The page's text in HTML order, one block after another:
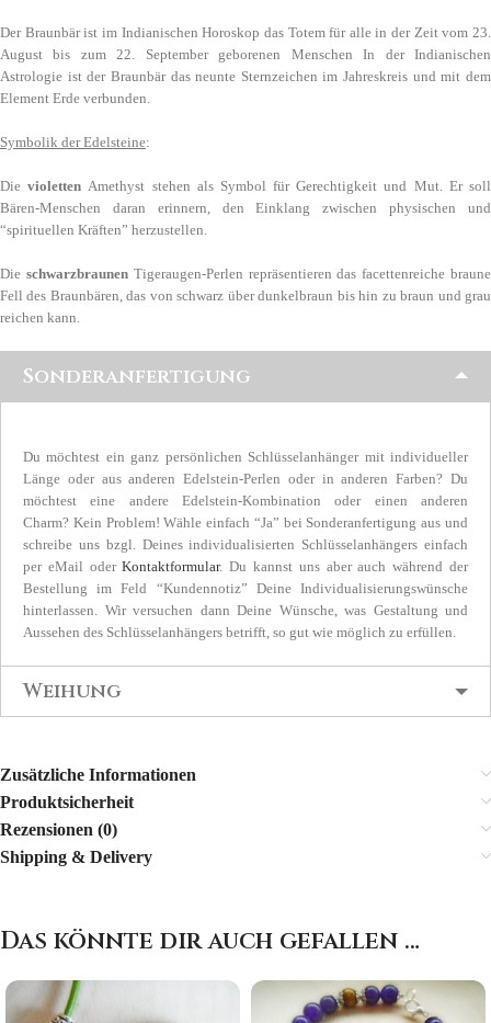
Der Braunbär ist im Indianischen Horoskop das Totem für alle in der Zeit vom 23.
August bis zum 22. September geborenen Menschen In der Indianischen
Astrologie ist der Braunbär das neunte Sternzeichen im Jahreskreis und mit dem
Element Erde verbunden.
Symbolik der Edelsteine:
DieviolettenAmethyst stehen als Symbol für Gerechtigkeit und Mut. Er soll
Bären-Menschen daran erinnern, den Einklang zwischen physischen und
“spirituellen Kräften” herzustellen.
Die schwarzbraunen Tigeraugen-Perlen repräsentieren das facettenreiche braune
Fell des Braunbären, das von schwarz über dunkelbraun bis hin zu braun und grau
reichen kann.
Sonderanfertigung
Du möchtest ein ganz persönlichen Schlüsselanhänger mit individueller
Länge oder aus anderen Edelstein-Perlen oder in anderen Farben? Du
möchtest eine andere Edelstein-Kombination oder einen anderen
Charm? Kein Problem! Wähle einfach “Ja” bei Sonderanfertigung aus und
schreibe uns bzgl. Deines individualisierten Schlüsselanhängers einfach
per eMail oderKontaktformular. Du kannst uns aber auch während der
Bestellung im Feld “Kundennotiz” Deine Individualisierungswünsche
hinterlassen. Wir versuchen dann Deine Wünsche, was Gestaltung und
Aussehen des Schlüsselanhängers betrifft, so gut wie möglich zu erfüllen.
Weihung
Zusätzliche Informationen
Produktsicherheit
Rezensionen (0)
Shipping & Delivery
Das könnte dir auch gefallen …